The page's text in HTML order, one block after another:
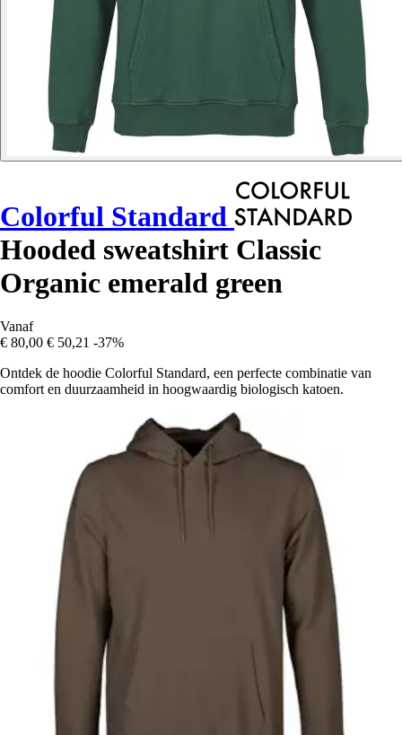
Colorful Standard
Hooded sweatshirt Classic
Organic emerald green
Vanaf
€ 80,00 € 50,21 -37%
Ontdek de hoodie Colorful Standard, een perfecte combinatie van
comfort en duurzaamheid in hoogwaardig biologisch katoen.